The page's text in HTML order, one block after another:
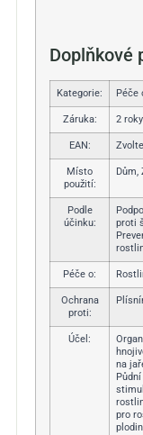
Doplňkové
Kategorie: Péče
Záruka: 2 roky
EAN:
Místo
použití:
Dům,
Podle
účinku:
proti
Péče o:
Ochrana
proti:
Účel :
na
pro
plodin